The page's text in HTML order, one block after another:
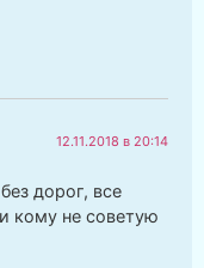
12.11.2018 в 20:14
дорог, все
кому не советую